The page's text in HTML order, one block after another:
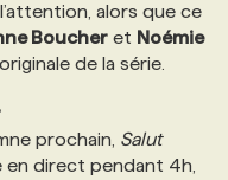
alors que ce
Boucher et Noémie
de la série.
prochain, Salut
direct pendant 4h,